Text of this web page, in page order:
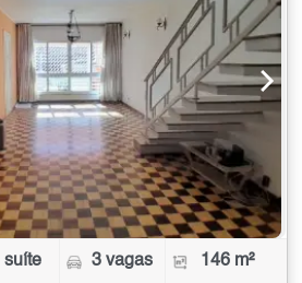
suíte 3 vagas 146 m²